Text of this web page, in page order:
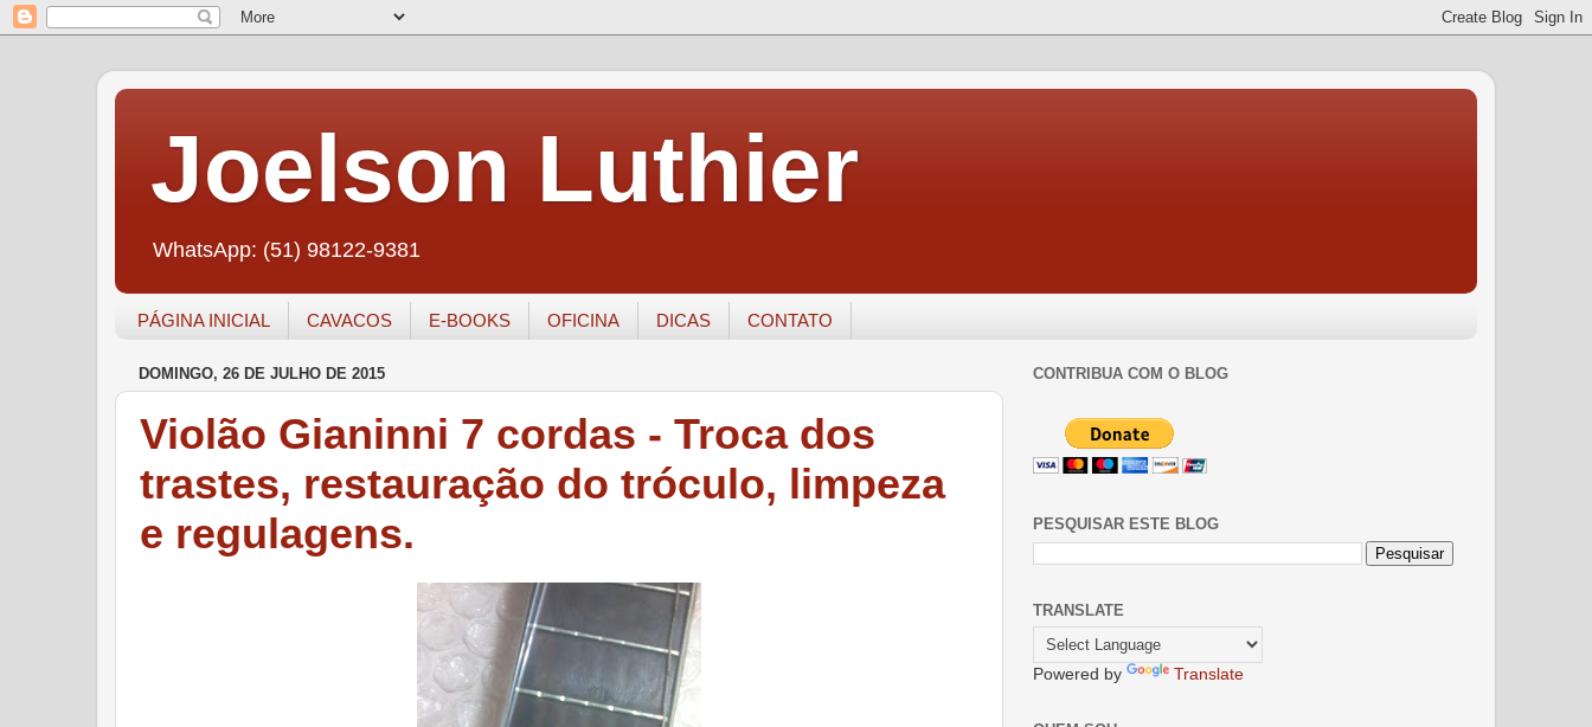
Joelson Luthier
WhatsApp: (51) 98122-9381
PÁGINA INICIAL CAVACOS E-BOOKS OFICINA DICAS CONTATO
DOMINGO, 26 DE JULHO DE 2015
Violão Gianinni 7 cordas - Troca dos
trastes, restauração do tróculo, limpeza
e regulagens.
CONTRIBUA COM O BLOG
PESQUISAR ESTE BLOG
TRANSLATE
Powered by Translate